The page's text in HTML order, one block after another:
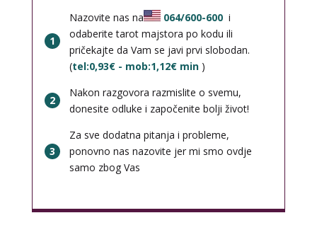
1
Nazovite nas na 064/600-600 i
odaberite tarot majstora po kodu ili
pričekajte da Vam se javi prvi slobodan.
(tel:0,93€ - mob:1,12€ min )
2
Nakon razgovora razmislite o svemu,
donesite odluke i započenite bolji život!
3
Za sve dodatna pitanja i probleme,
ponovno nas nazovite jer mi smo ovdje
samo zbog Vas